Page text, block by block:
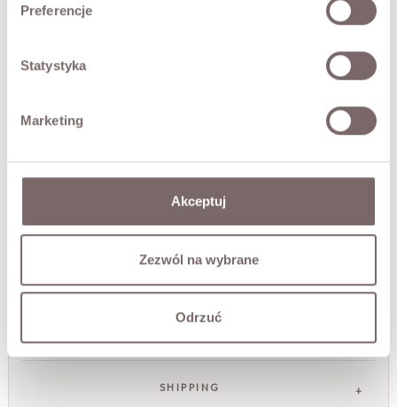
Preferencje
Statystyka
Marketing
Akceptuj
Zezwól na wybrane
Odrzuć
lend the whole a sophisticated character. Slightly puffed
beautifully on the figure.
Perfect with light-coloured trousers, denim or an elegant
refined outfits.
• high-quality finish
FABRIC / ADDITIONAL INFORMATION
SIZES
SHIPPING